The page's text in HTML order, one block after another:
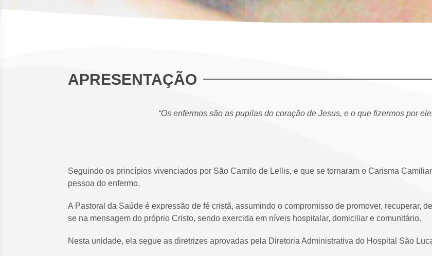
APRESENTAÇÃO
“Os enfermos são as pupilas do coração de Jesus, e o que fizermos por
Seguindo os princípios vivenciados por São Camilo de Lellis, e que se tornaram o Carisma
pessoa do enfermo.
A Pastoral da Saúde é expressão de fé cristã, assumindo o compromisso de promover, recuperar,
se na mensagem do próprio Cristo, sendo exercida em níveis hospitalar, domiciliar e comunitário.
Nesta unidade, ela segue as diretrizes aprovadas pela Diretoria Administrativa do Hospital São